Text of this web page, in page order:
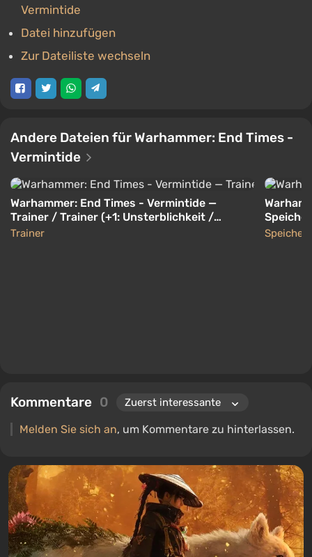
Vermintide
Datei hinzufügen
Zur Dateiliste wechseln
Andere Dateien für Warhammer: End Times -
Vermintide
Warhammer: End Times - Vermintide —
Trainer / Trainer (+1: Unsterblichkeit /
Unsterbliche) [1.2] [Lingon]
Trainer
Kommentare 0
Melden Sie sich an, um Kommentare zu hinterlassen.